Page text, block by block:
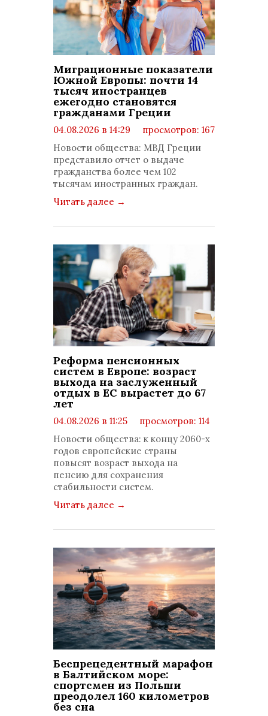
Миграционные показатели
Южной Европы: почти 14
тысяч иностранцев
ежегодно становятся
гражданами Греции
04.08.2026 в 14:29
просмотров: 167
комментариев: 0
Новости общества: МВД Греции
представило отчет о выдаче
гражданства более чем 102
тысячам иностранных граждан.
Читать далее →
Реформа пенсионных
систем в Европе: возраст
выхода на заслуженный
отдых в ЕС вырастет до 67
лет
04.08.2026 в 11:25
просмотров: 114
комментариев: 0
Новости общества: к концу 2060-х
годов европейские страны
повысят возраст выхода на
пенсию для сохранения
стабильности систем.
Читать далее →
Беспрецедентный марафон
в Балтийском море:
спортсмен из Польши
преодолел 160 километров
без сна